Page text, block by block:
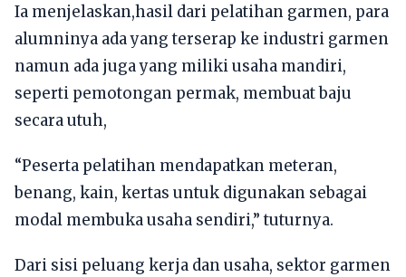
Ia menjelaskan,hasil dari pelatihan garmen, para
alumninya ada yang terserap ke industri garmen
namun ada juga yang miliki usaha mandiri,
seperti pemotongan permak, membuat baju
secara utuh,
“Peserta pelatihan mendapatkan meteran,
benang, kain, kertas untuk digunakan sebagai
modal membuka usaha sendiri,” tuturnya.
Dari sisi peluang kerja dan usaha, sektor garmen